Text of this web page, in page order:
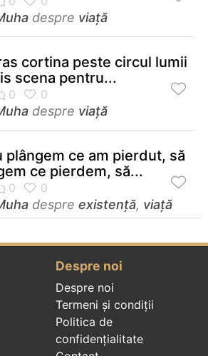
despre viață
cortina peste circul lumii
scena pentru...
despre viață
plângem ce am pierdut, să
ce pierdem, să...
despre existență, viață
Despre noi
Despre noi
Termeni și condiții
Politica de
confidenţialitate